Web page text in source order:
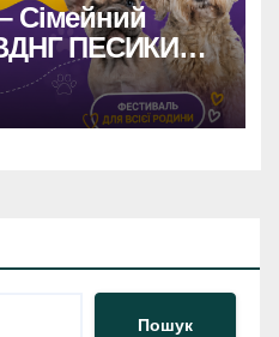
Сімейний
на ВДНГ –
конкурси та
вас і
Пошук